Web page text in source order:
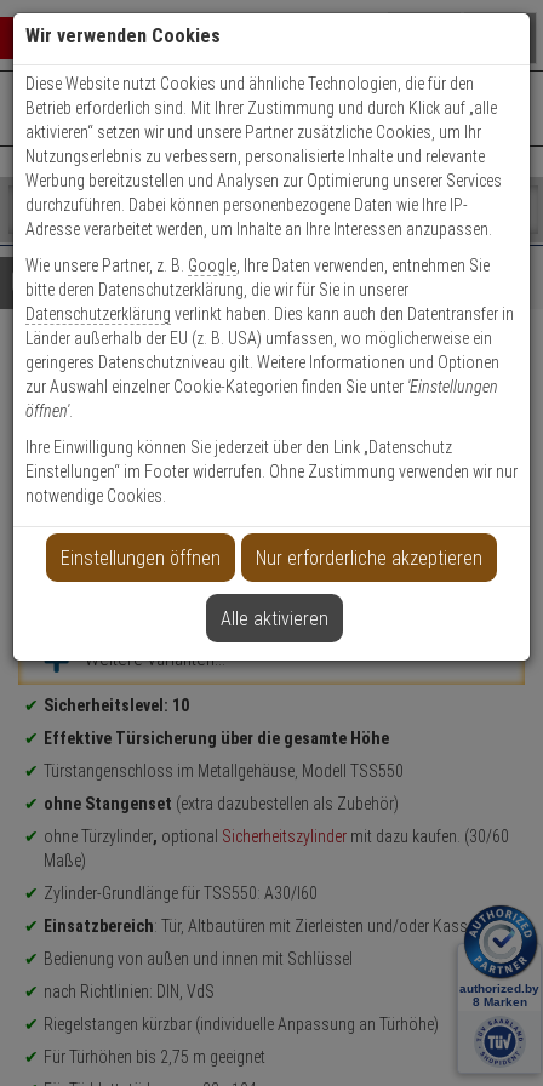
Warenkorb schließen
0 ARTIKEL IM WARENKORB
Ihr Warenkorb ist momentan leer.
Ergebnisse ()
Fertig
Shop
durchsuchen
Bitte
geben
Sie
mindestens
Zeichen
ein,
um
Suche
Es
wurde
noch
Kategorien
Suche
gestartet
+49 (0)821 899 493-0Mo. - Do.: 8:00 - 16:30 | Fr.: 8:00 - 14:00 Uhr
Kontaktservice nutzen
Details Beratung
Abus TSS550W
Türstangenschloss o. Zyl., o.
Stange
Produktmerkmale
Weitere Varianten...
Produktinformationen
Sicherheitslevel: 10
Effektive Türsicherung über die gesamte Höhe
Türstangenschloss im Metallgehäuse, Modell TSS550
ohne Stangenset (extra dazubestellen als Zubehör)
ohne Türzylinder, optional Sicherheitszylinder mit dazu kaufen. (30/60
Maße)
Zylinder-Grundlänge für TSS550: A30/I60
Einsatzbereich: Tür, Altbautüren mit Zierleisten und/oder Kassetten
Bedienung von außen und innen mit Schlüssel
nach Richtlinien: DIN, VdS
Riegelstangen kürzbar (individuelle Anpassung an Türhöhe)
Für Türhöhen bis 2,75 m geeignet
Wir verwenden Cookies
Diese Website nutzt Cookies und ähnliche Technologien, die für den
Betrieb erforderlich sind. Mit Ihrer Zustimmung und durch Klick auf „alle
aktivieren“ setzen wir und unsere Partner zusätzliche Cookies, um Ihr
Nutzungserlebnis zu verbessern, personalisierte Inhalte und relevante
Werbung bereitzustellen und Analysen zur Optimierung unserer Services
durchzuführen. Dabei können personenbezogene Daten wie Ihre IP-
Adresse verarbeitet werden, um Inhalte an Ihre Interessen anzupassen.
Wie unsere Partner, z. B. Google , Ihre Daten verwenden, entnehmen Sie
bitte deren Datenschutzerklärung, die wir für Sie in unserer
Datenschutzerklärung verlinkt haben. Dies kann auch den Datentransfer in
Länder außerhalb der EU (z. B. USA) umfassen, wo möglicherweise ein
geringeres Datenschutzniveau gilt. Weitere Informationen und Optionen
zur Auswahl einzelner Cookie-Kategorien finden Sie unter 'Einstellungen
öffnen'.
Ihre Einwilligung können Sie jederzeit über den Link „Datenschutz
Einstellungen“ im Footer widerrufen. Ohne Zustimmung verwenden wir nur
notwendige Cookies.
Einstellungen öffnen Nur erforderliche akzeptieren
Alle aktivieren